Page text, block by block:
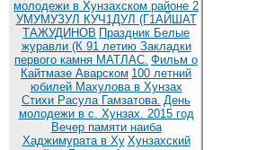
молодежи в Хунзахском районе 2
УМУМУЗУЛ КУЧ1ДУЛ (Г1АЙШАТ
ТАЖУДИНОВ Праздник Белые
журавли (К 91 летию Закладки
первого камня МАТЛАС. Фильм о
Кайтмазе Аварском 100 летний
юбилей Махулова в Хунзах
Стихи Расула Гамзатова. День
молодежи в с. Хунзах. 2015 год
Вечер памяти наиба
Хаджимурата в Ху Хунзахский